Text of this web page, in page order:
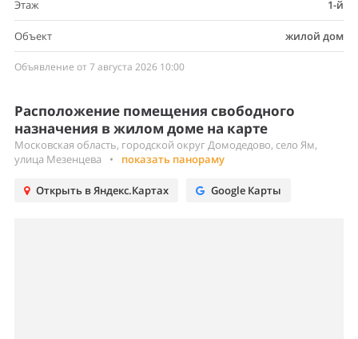
Этаж 1-й
Объект жилой дом
Объявление от 7 августа 2026 10:00
Расположение помещения свободного
назначения в жилом доме на карте
Московская область, городской округ Домодедово, село Ям,
улица Мезенцева
• показать панораму
Открыть в Яндекс.Картах Google Карты